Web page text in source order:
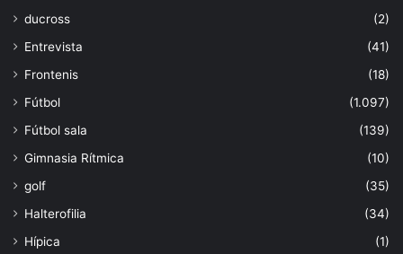
ducross
(2)
Entrevista
(41)
Frontenis
(18)
Fútbol
(1.097)
Fútbol sala
(139)
Gimnasia Rítmica
(10)
golf
(35)
Halterofilia
(34)
Hípica
(1)